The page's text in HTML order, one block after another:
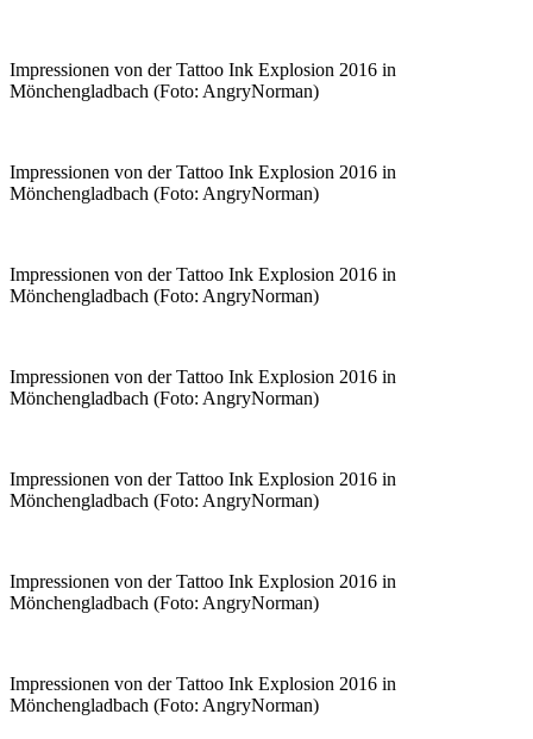
Impressionen von der Tattoo Ink Explosion 2016 in
Mönchengladbach (Foto: AngryNorman)
Impressionen von der Tattoo Ink Explosion 2016 in
Mönchengladbach (Foto: AngryNorman)
Impressionen von der Tattoo Ink Explosion 2016 in
Mönchengladbach (Foto: AngryNorman)
Impressionen von der Tattoo Ink Explosion 2016 in
Mönchengladbach (Foto: AngryNorman)
Impressionen von der Tattoo Ink Explosion 2016 in
Mönchengladbach (Foto: AngryNorman)
Impressionen von der Tattoo Ink Explosion 2016 in
Mönchengladbach (Foto: AngryNorman)
Impressionen von der Tattoo Ink Explosion 2016 in
Mönchengladbach (Foto: AngryNorman)